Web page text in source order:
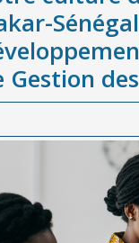
Gestion